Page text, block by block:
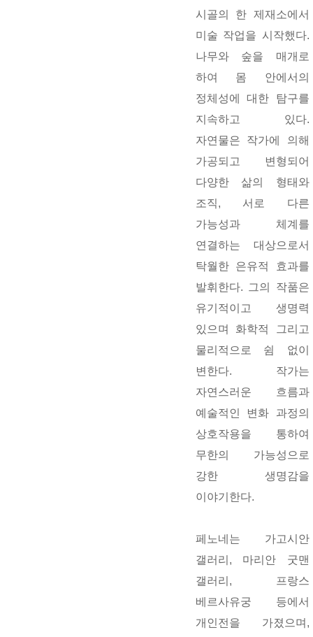
시골의 한 제재소에서
미술 작업을 시작했다.
나무와 숲을 매개로
하여 몸 안에서의
정체성에 대한 탐구를
지속하고 있다.
자연물은 작가에 의해
가공되고 변형되어
다양한 삶의 형태와
조직, 서로 다른
가능성과 체계를
연결하는 대상으로서
탁월한 은유적 효과를
발휘한다. 그의 작품은
유기적이고 생명력
있으며 화학적 그리고
물리적으로 쉼 없이
변한다. 작가는
자연스러운 흐름과
예술적인 변화 과정의
상호작용을 통하여
무한의 가능성으로
강한 생명감을
이야기한다.
페노네는 가고시안
갤러리, 마리안 굿맨
갤러리, 프랑스
베르사유궁 등에서
개인전을 가졌으며,